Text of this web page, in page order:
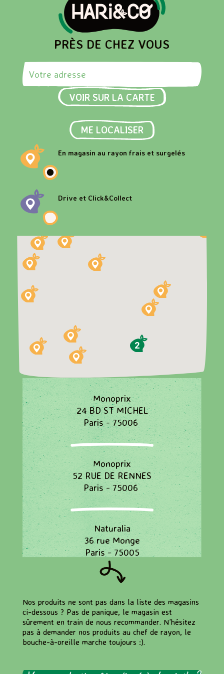
PRÈS DE CHEZ VOUS
Rechercher une adresse
VOIR SUR LA CARTE
ME LOCALISER
Monoprix
24 BD ST MICHEL
Paris - 75006
Monoprix
52 RUE DE RENNES
Paris - 75006
Naturalia
36 rue Monge
Paris - 75005
78, Boulevard Saint Michel
Paris - 75006
94/96 rue Mouffetard
En magasin au rayon frais et surgelés
Drive et Click&Collect
2
Nos produits ne sont pas dans la liste des magasins
ci-dessous ? Pas de panique, le magasin est
sûrement en train de nous recommander. N’hésitez
pas à demander nos produits au chef de rayon, le
bouche-à-oreille marche toujours :).